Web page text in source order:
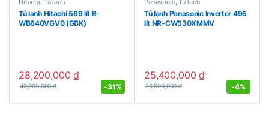
Hitachi, Tủ lạnh
Tủ lạnh Hitachi 569 lít R-
WB640VGV0 (GBK)
28,200,000₫
40,900,000₫ -31%
Panasonic,Tủ lạnh
Tủ lạnh Panasonic Inverter 495
lít NR-CW530XMMV
25,400,000₫
26,500,000₫ -4%